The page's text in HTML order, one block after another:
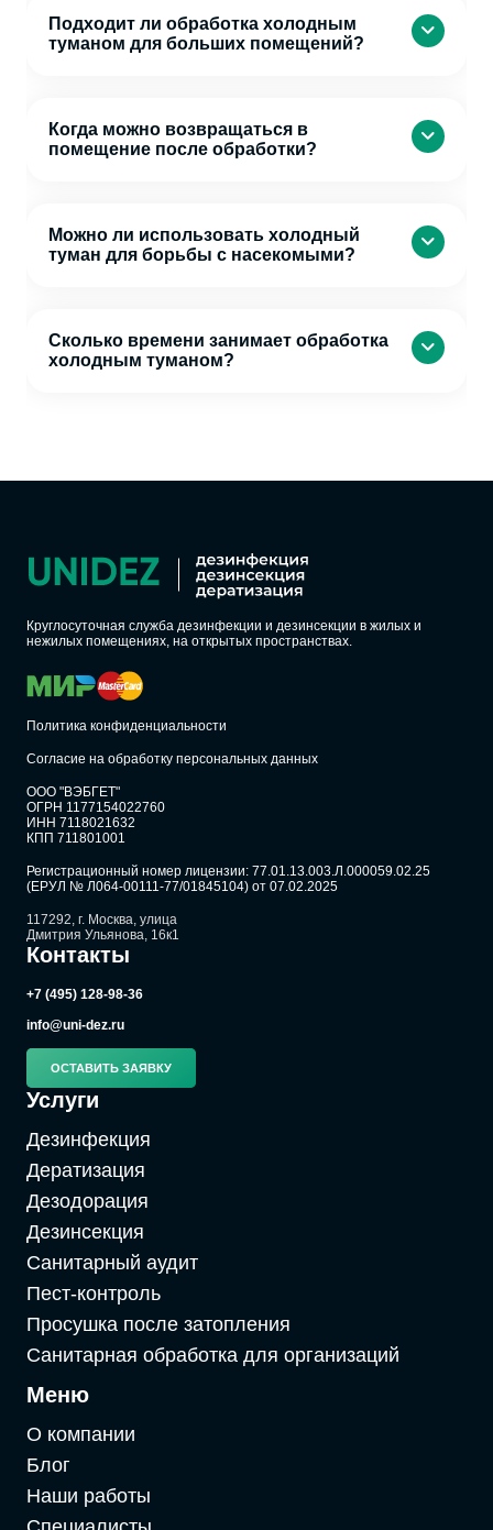
Подходит ли обработка холодным
туманом для больших помещений?
Когда можно возвращаться в
помещение после обработки?
Можно ли использовать холодный
туман для борьбы с насекомыми?
Сколько времени занимает обработка
холодным туманом?
Круглосуточная служба дезинфекции и дезинсекции в жилых и
нежилых помещениях, на открытых пространствах.
Политика конфиденциальности
Согласие на обработку персональных данных
ООО "ВЭБГЕТ"
ОГРН 1177154022760
ИНН 7118021632
КПП 711801001
Регистрационный номер лицензии: 77.01.13.003.Л.000059.02.25
(ЕРУЛ № Л064-00111-77/01845104) от 07.02.2025
117292, г. Москва, улица
Дмитрия Ульянова, 16к1
Контакты
+7 (495) 128-98-36
info@uni-dez.ru
ОСТАВИТЬ ЗАЯВКУ
Услуги
Дезинфекция
Дератизация
Дезодорация
Дезинсекция
Санитарный аудит
Пест-контроль
Просушка после затопления
Санитарная обработка для организаций
Меню
О компании
Блог
Наши работы